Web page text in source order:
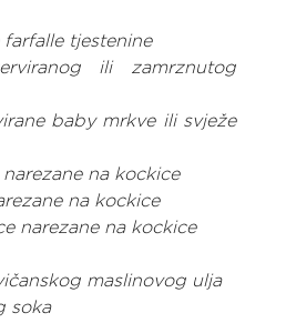
farfalle tjestenine
ili zamrznutog
baby mrkve ili svježe
na kockice
na kockice
narezane na kockice
maslinovog ulja
soka